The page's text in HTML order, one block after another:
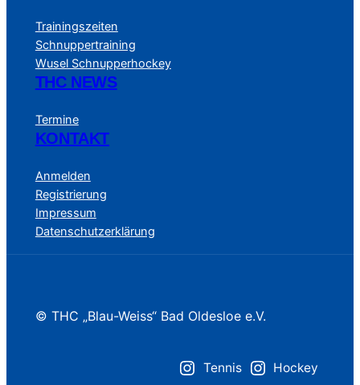
Trainingszeiten
Schnuppertraining
Wusel Schnupperhockey
THC NEWS
Termine
KONTAKT
Anmelden
Registrierung
Impressum
Datenschutzerklärung
© THC „Blau-Weiss“ Bad Oldesloe e.V.
Tennis Hockey